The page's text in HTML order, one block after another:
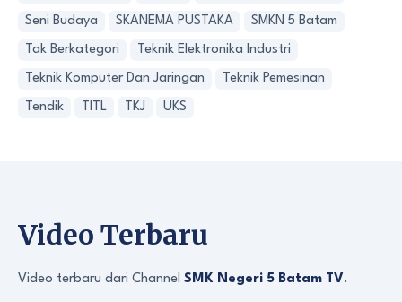
Seni Budaya SKANEMA PUSTAKA SMKN 5 Batam
Tak Berkategori Teknik Elektronika Industri
Teknik Komputer Dan Jaringan Teknik Pemesinan
Tendik TITL TKJ UKS
Video Terbaru
Video terbaru dari Channel SMK Negeri 5 Batam TV.